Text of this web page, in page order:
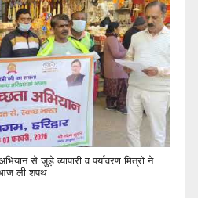
से जुड़े व्यापारी व पर्यावरण मित्रो ने
ली शपथ